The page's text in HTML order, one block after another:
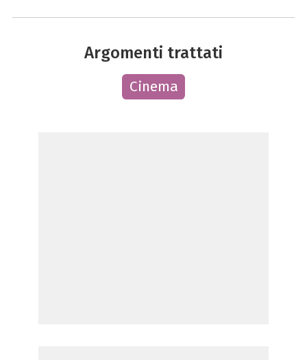
Argomenti trattati
Cinema